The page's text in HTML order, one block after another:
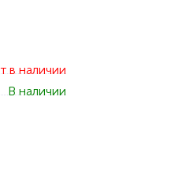
в наличии
В наличии